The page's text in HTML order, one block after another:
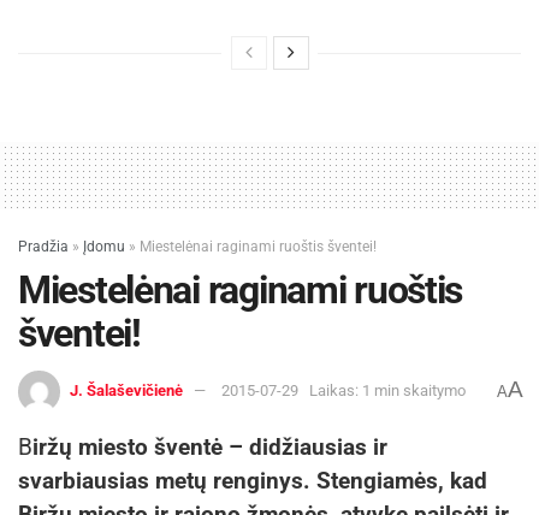
Pradžia » Įdomu » Miestelėnai raginami ruoštis šventei!
Miestelėnai raginami ruoštis
šventei!
J. Šalaševičienė 2015-07-29 Laikas: 1 min skaitymo AA
Biržų miesto šventė – didžiausias ir
svarbiausias metų renginys. Stengiamės, kad